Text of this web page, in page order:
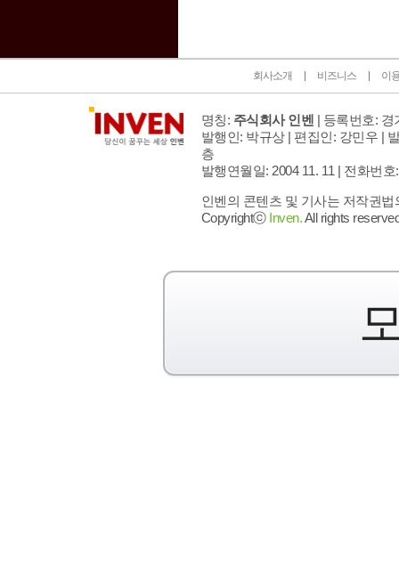
회사소개 비즈니스 이
명칭: 주식회사 인벤 | 등록번호: 경
발행인: 박규상 | 편집인: 강민우 |
층
발행연월일: 2004 11. 11 | 전화번호
인벤의 콘텐츠 및 기사는 저작권
Copyrightⓒ Inven.All rights